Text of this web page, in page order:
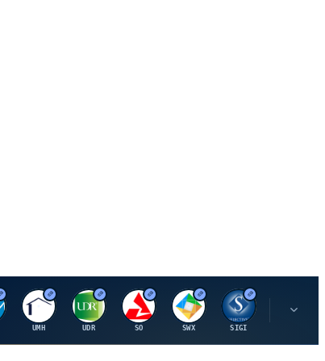
U
UMH
U
UDR
S
SO
S
SWX
S
SIGI
L